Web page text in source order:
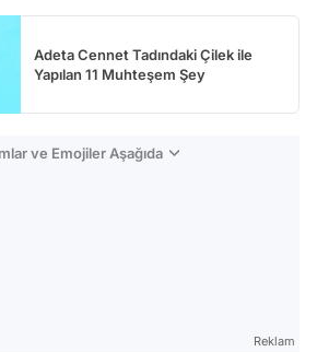
Adeta Cennet Tadındaki Çilek ile
Yapılan 11 Muhteşem Şey
ve Emojiler Aşağıda
Reklam